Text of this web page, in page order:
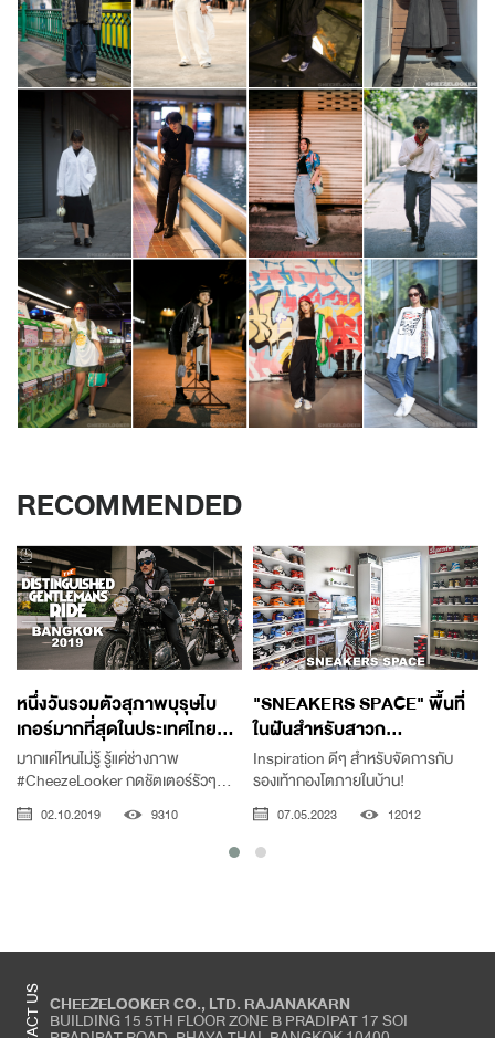
RECOMMENDED
หนึ่งวันรวมตัวสุภาพบุรุษไบ
เกอร์มากที่สุดในประเทศไทย...
มากแค่ไหนไม่รู้ รู้แค่ช่างภาพ
#CheezeLooker กดชัตเตอร์รัวๆ...
02.10.2019 9310
"SNEAKERS SPACE" พื้นที่
ในฝันสำหรับสาวก...
Inspiration ดีๆ สำหรับจัดการกับ
รองเท้ากองโตภายในบ้าน!
07.05.2023 12012
CHEEZELOOKER CO., LTD. RAJANAKARN
BUILDING 15 5TH FLOOR ZONE B PRADIPAT 17 SOI